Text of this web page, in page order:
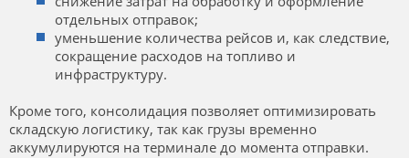
отдельных отправок;
уменьшение количества рейсов и, как следствие,
сокращение расходов на топливо и
инфраструктуру.
Кроме того, консолидация позволяет оптимизировать
складскую логистику, так как грузы временно
аккумулируются на терминале до момента отправки.